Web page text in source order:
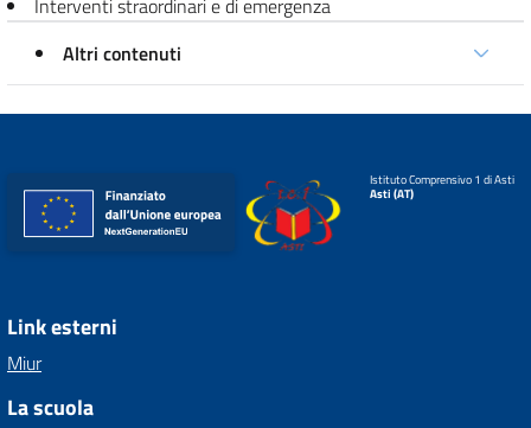
Interventi straordinari e di emergenza
Altri contenuti
Istituto Comprensivo 1 di Asti
Asti (AT)
Link esterni
Miur
La scuola